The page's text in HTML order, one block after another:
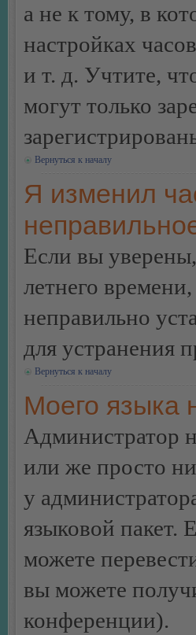
а не к тому, в
настройках
и т. д. Учтите,
могут только
Вернуться к началу
Я изменил
Если вы
летнего
неправильно
для устранения
Вернуться к началу
Моего языка
Администратор
или же просто
у
языковой пакет.
можете
вы можете
конференции).